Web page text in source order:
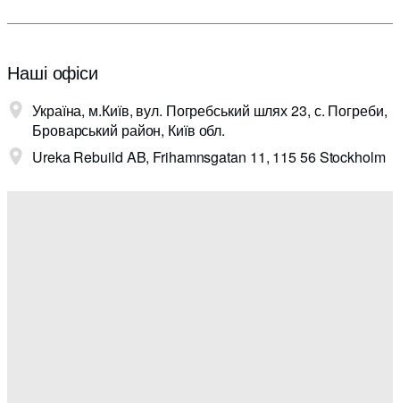
Наші офіси
Україна, м.Київ, вул. Погребський шлях 23, с. Погреби,
Броварський район, Київ обл.
Ureka Rebuild AB, Frihamnsgatan 11, 115 56 Stockholm